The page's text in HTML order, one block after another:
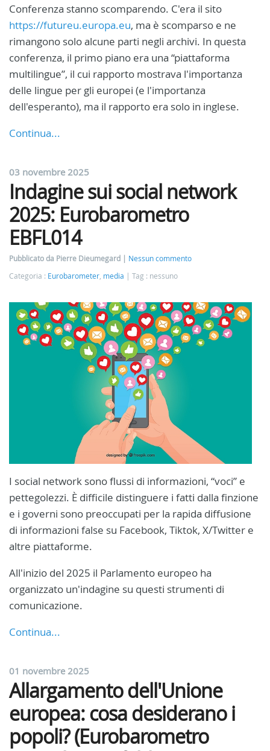
Conferenza stanno scomparendo. C'era il sito
https://futureu.europa.eu, ma è scomparso e ne
rimangono solo alcune parti negli archivi. In questa
conferenza, il primo piano era una “piattaforma
multilingue”, il cui rapporto mostrava l'importanza
delle lingue per gli europei (e l'importanza
dell'esperanto), ma il rapporto era solo in inglese.
Continua...
03 novembre 2025
Indagine sui social network
2025: Eurobarometro
EBFL014
Pubblicato da Pierre Dieumegard
Nessun commento
Categoria : Eurobarometer media Tag : nessuno
I social network sono flussi di informazioni, “voci” e
pettegolezzi. È difficile distinguere i fatti dalla finzione
e i governi sono preoccupati per la rapida diffusione
di informazioni false su Facebook, Tiktok, X/Twitter e
altre piattaforme.
All'inizio del 2025 il Parlamento europeo ha
organizzato un'indagine su questi strumenti di
comunicazione.
Continua...
01 novembre 2025
Allargamento dell'Unione
europea: cosa desiderano i
popoli? (Eurobarometro